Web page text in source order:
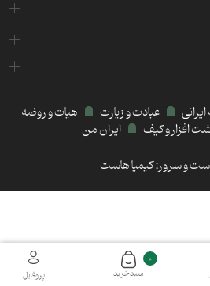
عبادت و زیارت
هیات و روضه
افزار و کیف
ایران من
و سرور:کیمیا هاست
0
سبد‌خرید پروفایل